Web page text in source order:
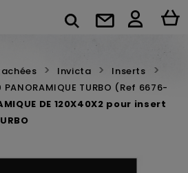
Invicta
Inserts
TURBO (Ref 6676-
DE 120X40X2 pour insert